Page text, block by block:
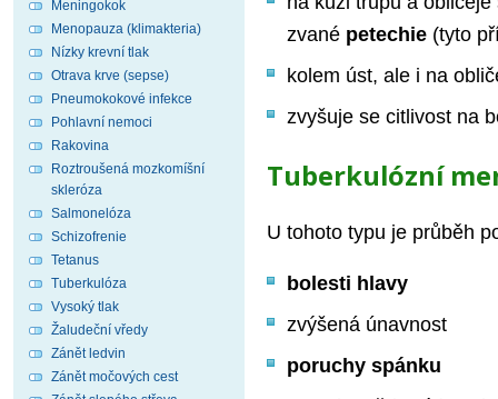
zvané petechie (tyto
kolem úst, ale i na
zvyšuje se citlivost na
Tuberkulózní
U tohoto typu je průběh
bolesti hlavy
zvýšená únavnost
poruchy spánku
Meningokok
Menopauza (klimakteria)
Nízky krevní tlak
Otrava krve (sepse)
Pneumokokové infekce
Pohlavní nemoci
Rakovina
Roztroušená mozkomíšní
skleróza
Salmonelóza
Schizofrenie
Tetanus
Tuberkulóza
Vysoký tlak
Žaludeční vředy
Zánět ledvin
Zánět močových cest